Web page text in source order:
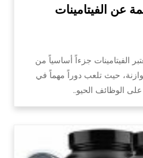
عن الفيتامينات
الفيتامينات جزءاً أساسياً من
حيث تلعب دوراً مهماً في
الوظائف الحيو…